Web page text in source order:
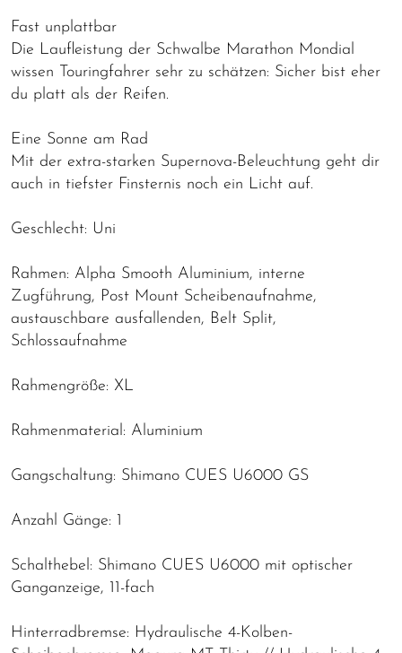
Fast unplattbar
Die Laufleistung der Schwalbe Marathon Mondial
wissen Touringfahrer sehr zu schätzen: Sicher bist eher
du platt als der Reifen.
Eine Sonne am Rad
Mit der extra-starken Supernova-Beleuchtung geht dir
auch in tiefster Finsternis noch ein Licht auf.
Geschlecht: Uni
Rahmen: Alpha Smooth Aluminium, interne
Zugführung, Post Mount Scheibenaufnahme,
austauschbare ausfallenden, Belt Split,
Schlossaufnahme
Rahmengröße: XL
Rahmenmaterial: Aluminium
Gangschaltung: Shimano CUES U6000 GS
Anzahl Gänge: 1
Schalthebel: Shimano CUES U6000 mit optischer
Ganganzeige, 11-fach
Hinterradbremse: Hydraulische 4-Kolben-